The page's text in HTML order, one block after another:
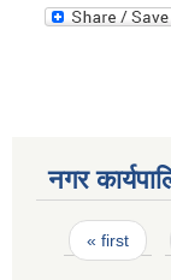
नगर
Pages
« first